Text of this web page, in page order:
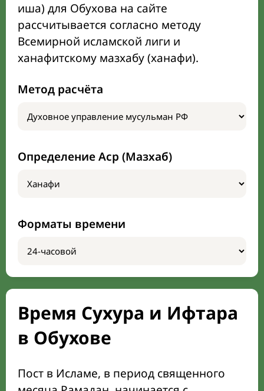
иша) для Обухова на сайте
рассчитывается согласно методу
Всемирной исламской лиги и
ханафитскому мазхабу (ханафи).
Метод расчёта
Определение Аср (Мазхаб)
Форматы времени
Время Сухура и Ифтара
в Обухове
Пост в Исламе, в период священного